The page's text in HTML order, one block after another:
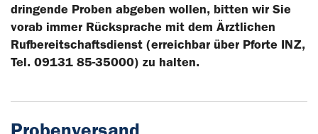
dringende Proben abgeben wollen, bitten wir Sie
vorab immer Rücksprache mit dem Ärztlichen
Rufbereitschaftsdienst (erreichbar über Pforte INZ,
Tel. 09131 85-35000) zu halten.